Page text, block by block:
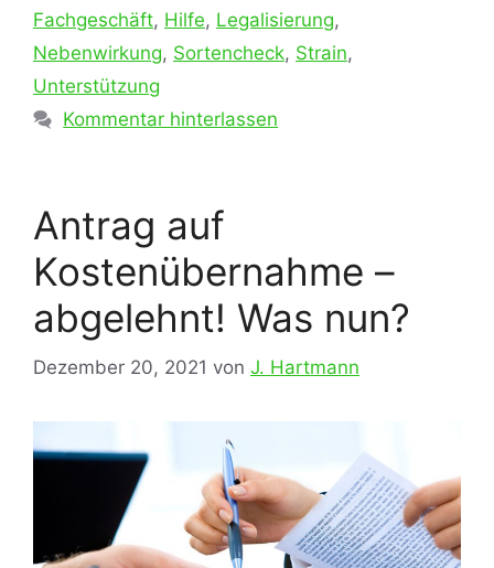
Fachgeschäft, Hilfe, Legalisierung,
Nebenwirkung, Sortencheck, Strain,
Unterstützung
Kommentar hinterlassen
Antrag auf
Kostenübernahme –
abgelehnt! Was nun?
Dezember 20, 2021 von J. Hartmann